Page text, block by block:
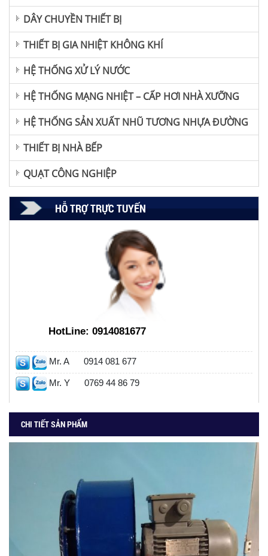
DÂY CHUYỀN THIẾT BỊ
THIẾT BỊ GIA NHIỆT KHÔNG KHÍ
HỆ THỐNG XỬ LÝ NƯỚC
HỆ THỐNG MẠNG NHIỆT – CẤP HƠI NHÀ XƯỠNG
HỆ THỐNG SẢN XUẤT NHŨ TƯƠNG NHỰA ĐƯỜNG
THIẾT BỊ NHÀ BẾP
QUẠT CÔNG NGHIỆP
HỖ TRỢ TRỰC TUYẾN
HotLine:0914081677
Mr. A 0914 081 677
Mr. Y 0769 44 86 79
CHI TIẾT SẢN PHẨM